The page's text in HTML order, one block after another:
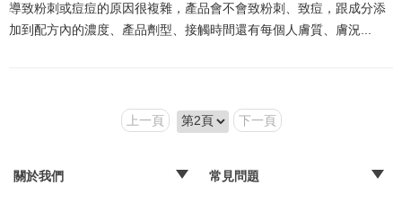
導致粉刺或痘痘的原因很複雜，產品會不會致粉刺、致痘，跟成分添
加到配方內的濃度、產品劑型、接觸時間還有每個人膚質、膚況...
上一頁 下一頁
關於我們 常見問題